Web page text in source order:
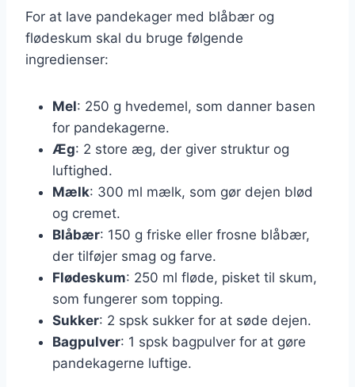
For at lave pandekager med blåbær og
flødeskum skal du bruge følgende
ingredienser:
Mel: 250 g hvedemel, som danner basen
for pandekagerne.
Æg: 2 store æg, der giver struktur og
luftighed.
Mælk: 300 ml mælk, som gør dejen blød
og cremet.
Blåbær: 150 g friske eller frosne blåbær,
der tilføjer smag og farve.
Flødeskum: 250 ml fløde, pisket til skum,
som fungerer som topping.
Sukker: 2 spsk sukker for at søde dejen.
Bagpulver: 1 spsk bagpulver for at gøre
pandekagerne luftige.